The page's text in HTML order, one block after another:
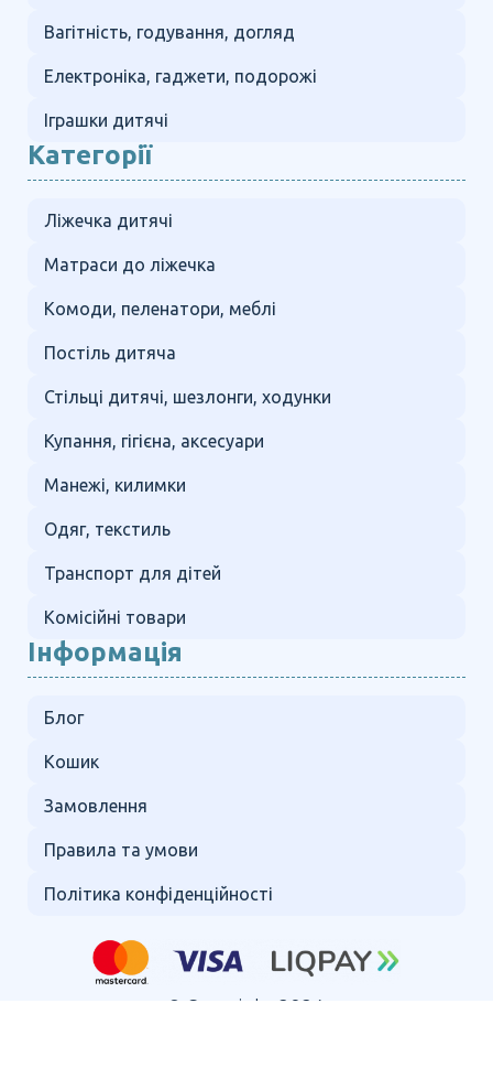
Вагітність, годування, догляд
Електроніка, гаджети, подорожі
Іграшки дитячі
Категорії
Ліжечка дитячі
Матраси до ліжечка
Комоди, пеленатори, меблі
Постіль дитяча
Стільці дитячі, шезлонги, ходунки
Купання, гігієна, аксесуари
Манежі, килимки
Одяг, текстиль
Транспорт для дітей
Комісійні товари
Інформація
Блог
Кошик
Замовлення
Правила та умови
Політика конфіденційності
© Copyright 2024.